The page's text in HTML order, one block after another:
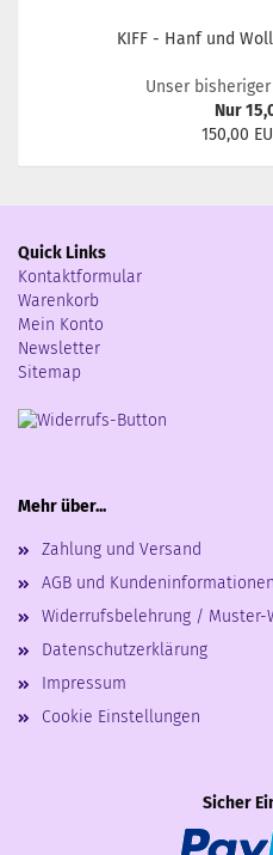
KIFF - Hanf und
Unser bisheriger
Nur
150,00
Quick Links
Kontaktformular
Warenkorb
Mein Konto
Newsletter
Sitemap
Mehr über...
Zahlung und Versand
AGB und Kundeninformationen
Widerrufsbelehrung /
Datenschutzerklärung
Impressum
Cookie Einstellungen
Sicher